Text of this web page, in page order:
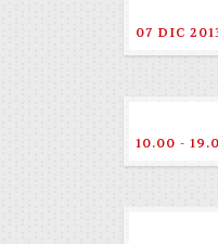
07 DIC
10.00 -